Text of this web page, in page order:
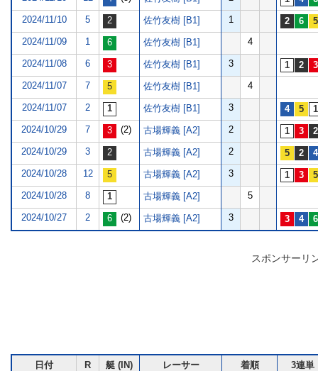
2024/11/10 5 佐竹友樹 [B1] 1
2024/11/09 1 佐竹友樹 [B1] 4
2024/11/08 6 佐竹友樹 [B1] 3
2024/11/07 7 佐竹友樹 [B1] 4
2024/11/07 2 佐竹友樹 [B1] 3
2024/10/29 7 (2) 古場輝義 [A2] 2
2024/10/29 3 古場輝義 [A2] 2
2024/10/28 12 古場輝義 [A2] 3
2024/10/28 8 古場輝義 [A2] 5
2024/10/27 2 (2) 古場輝義 [A2] 3
スポンサーリ
日付 R 艇 (IN) レーサー 着順
3連単